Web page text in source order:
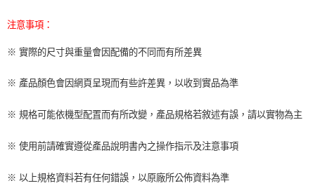
注意事項：
※ 實際的尺寸與重量會因配備的不同而有所差異
※ 產品顏色會因網頁呈現而有些許差異，以收到實品為準
※ 規格可能依機型配置而有所改變，產品規格若敘述有誤，請以實物為主
※ 使用前請確實遵從產品說明書內之操作指示及注意事項
※ 以上規格資料若有任何錯誤，以原廠所公佈資料為準